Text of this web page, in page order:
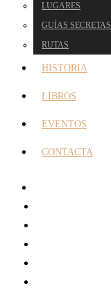
LUGARES
GUÍAS SECRETAS
RUTAS
HISTORIA
LIBROS
EVENTOS
CONTACTA